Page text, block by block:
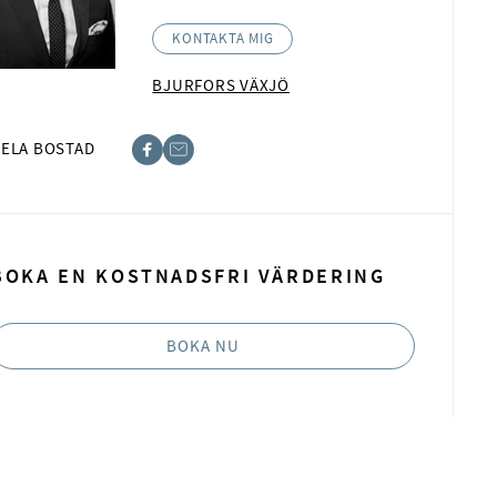
KONTAKTA MIG
BJURFORS VÄXJÖ
BOSTAD
EN KOSTNADSFRI VÄRDERING
BOKA NU